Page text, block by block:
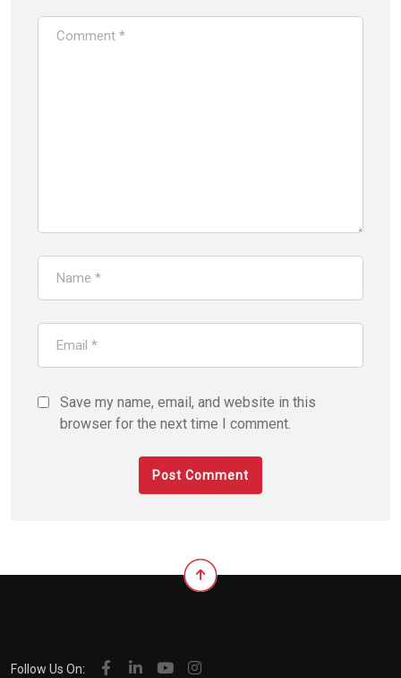
Save my name, email, and website in this
browser for the next time I comment.
Follow Us On: